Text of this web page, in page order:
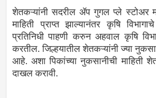
शेतकऱ्यांनी सदरील ॲप गुगल प्ले स्टोअर
माहिती प्राप्त झाल्यानंतर कृषि
प्रतिनिधी पाहणी करुन अहवाल कृषि
करतील. जिल्हयातील शेतकऱ्यांनी ज्या
आहे. अशा पिकांच्या नुकसानीची माहिती
दाखल करावी.